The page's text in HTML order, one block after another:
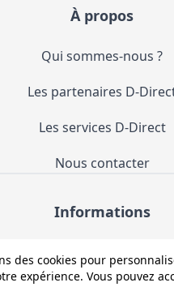
des cookies pour
expérience. Vous pouvez
À propos
Qui sommes-nous ?
Les partenaires D-
Les services D-Direct
Nous contacter
Informations
Demande de catalogue